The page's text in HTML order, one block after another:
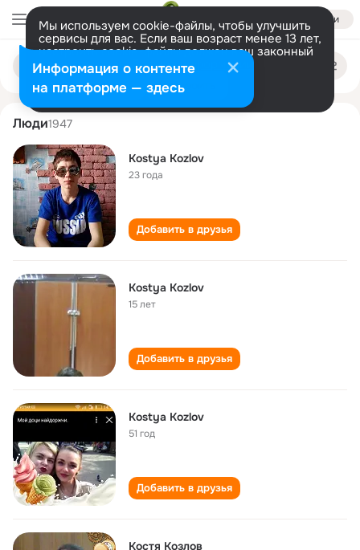
Войти
Мы используем cookie-файлы, чтобы улучшить
сервисы для вас. Если ваш возраст менее 13 лет,
настроить cookie-файлы должен ваш законный
представитель. Больше информации
Разрешить все Настроить
Поиск
людям
kostya kozlov
Люди1947
Kostya Kozlov
23 года
Добавить в друзья
Kostya Kozlov
15 лет
Добавить в друзья
Kostya Kozlov
51 год
Добавить в друзья
Костя Козлов
Информация о контенте
на платформе — здесь